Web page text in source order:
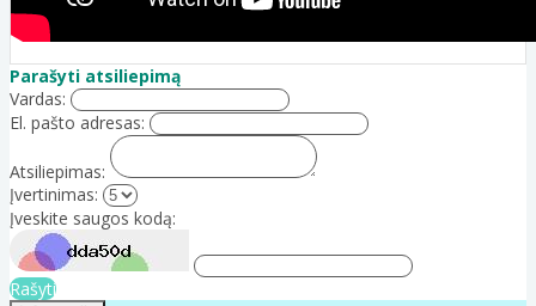
Parašyti atsiliepimą
Vardas:
El. pašto adresas:
Atsiliepimas:
Įvertinimas:
Įveskite saugos kodą:
Rašyti